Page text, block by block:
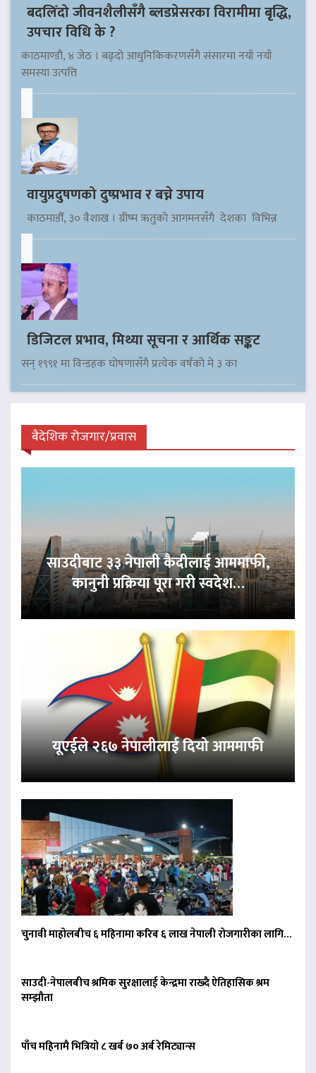
बदलिँदो जीवनशैलीसँगै ब्लडप्रेसरका विरामीमा बृद्धि,
उपचार विधि के ?
काठमाण्डौ, ४ जेठ । बढ्दो आधुनिकिकरणसँगै संसारमा नयाँ नयाँ
समस्या उत्पत्ति
वायुप्रदुषणको दुष्प्रभाव र बच्ने उपाय
काठमाडौँ, ३० वैशाख । ग्रीष्म ऋतुको आगमनसँगै देशका विभिन्न
डिजिटल प्रभाव, मिथ्या सूचना र आर्थिक सङ्कट
सन् १९९१ मा विन्डहक घोषणासँगै प्रत्येक वर्षको मे ३ का
बैदेशिक रोजगार/प्रवास
साउदीबाट ३३ नेपाली कैदीलाई आममाफी,
कानुनी प्रक्रिया पूरा गरी स्वदेश…
यूएईले २६७ नेपालीलाई दियो आममाफी
चुनावी माहोलबीच ६ महिनामा करिब ६ लाख नेपाली रोजगारीका लागि…
साउदी-नेपालबीच श्रमिक सुरक्षालाई केन्द्रमा राख्दै ऐतिहासिक श्रम
सम्झौता
पाँच महिनामै भित्रियो ८ खर्ब ७० अर्ब रेमिट्यान्स